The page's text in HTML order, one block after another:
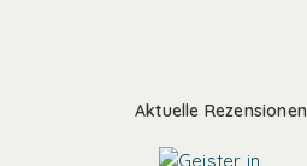
Aktuelle Rezensionen